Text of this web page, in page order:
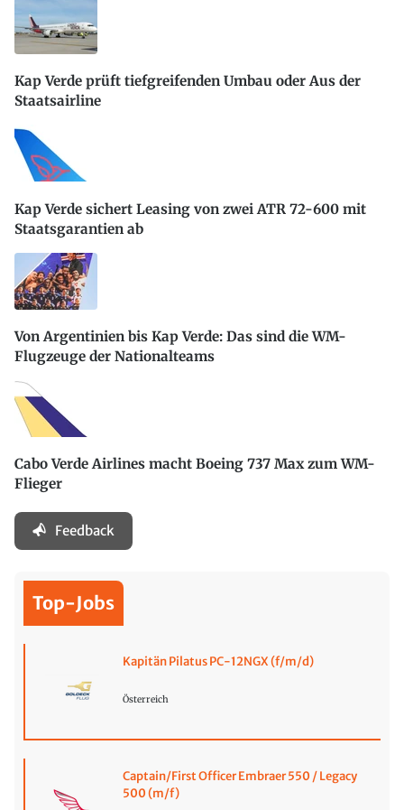
Kap Verde prüft tiefgreifenden Umbau oder Aus der
Staatsairline
Kap Verde sichert Leasing von zwei ATR 72-600 mit
Staatsgarantien ab
Von Argentinien bis Kap Verde: Das sind die WM-
Flugzeuge der Nationalteams
Cabo Verde Airlines macht Boeing 737 Max zum WM-
Flieger
Feedback
Top-Jobs
Kapitän Pilatus PC-12NGX (f/m/d)
Österreich
Captain/First Officer Embraer 550 / Legacy
500 (m/f)